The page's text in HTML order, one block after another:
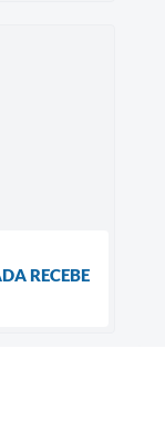
RECEBE